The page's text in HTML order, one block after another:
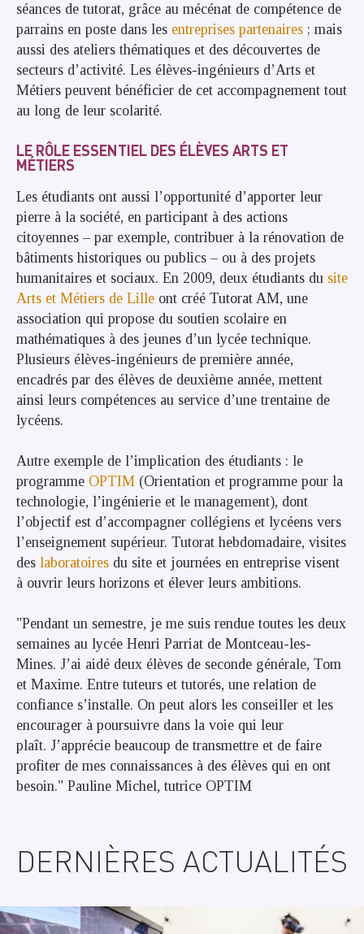
séances de tutorat, grâce au mécénat de compétence de
parrains en poste dans les entreprises partenaires ; mais
aussi des ateliers thématiques et des découvertes de
secteurs d’activité. Les élèves-ingénieurs d’Arts et
Métiers peuvent bénéficier de cet accompagnement tout
au long de leur scolarité.
LE RÔLE ESSENTIEL DES ÉLÈVES ARTS ET
MÉTIERS
Les étudiants ont aussi l’opportunité d’apporter leur
pierre à la société, en participant à des actions
citoyennes – par exemple, contribuer à la rénovation de
bâtiments historiques ou publics – ou à des projets
humanitaires et sociaux. En 2009, deux étudiants du site
Arts et Métiers de Lille ont créé Tutorat AM, une
association qui propose du soutien scolaire en
mathématiques à des jeunes d’un lycée technique.
Plusieurs élèves-ingénieurs de première année,
encadrés par des élèves de deuxième année, mettent
ainsi leurs compétences au service d’une trentaine de
lycéens.
Autre exemple de l’implication des étudiants : le
programme OPTIM (Orientation et programme pour la
technologie, l’ingénierie et le management), dont
l’objectif est d’accompagner collégiens et lycéens vers
l’enseignement supérieur. Tutorat hebdomadaire, visites
des laboratoires du site et journées en entreprise visent
à ouvrir leurs horizons et élever leurs ambitions.
"Pendant un semestre, je me suis rendue toutes les deux
semaines au lycée Henri Parriat de Montceau-les-
Mines. J’ai aidé deux élèves de seconde générale, Tom
et Maxime. Entre tuteurs et tutorés, une relation de
confiance s’installe. On peut alors les conseiller et les
encourager à poursuivre dans la voie qui leur
plaît. J’apprécie beaucoup de transmettre et de faire
profiter de mes connaissances à des élèves qui en ont
besoin." Pauline Michel, tutrice OPTIM
DERNIÈRES ACTUALITÉS